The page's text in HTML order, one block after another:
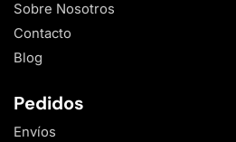
Sobre Nosotros
Contacto
Blog
Pedidos
Envíos